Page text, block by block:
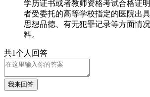
学历证书或者教师资格考试合格证
者受委托的高等学校指定的医院出
思想品德、有无犯罪记录等方面情
料。
共1个人回答
我来回答